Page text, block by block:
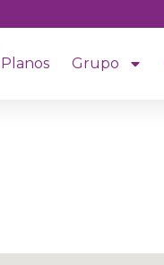
Planos Grupo